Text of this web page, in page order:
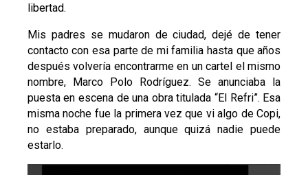
libertad.
Mis padres se mudaron de ciudad, dejé de tener
contacto con esa parte de mi familia hasta que años
después volvería encontrarme en un cartel el mismo
nombre, Marco Polo Rodríguez. Se anunciaba la
puesta en escena de una obra titulada “El Refri”. Esa
misma noche fue la primera vez que vi algo de Copi,
no estaba preparado, aunque quizá nadie puede
estarlo.